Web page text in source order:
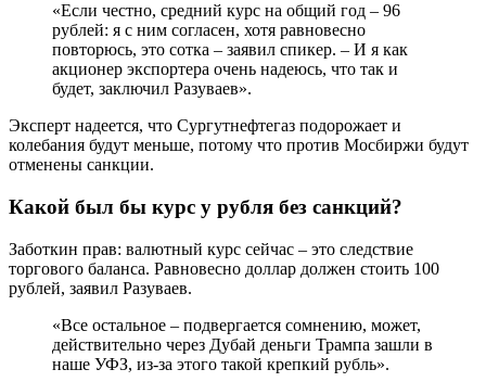
«Если честно, средний курс на общий год – 96
рублей: я с ним согласен, хотя равновесно
повторюсь, это сотка – заявил спикер. – И я как
акционер экспортера очень надеюсь, что так и
будет, заключил Разуваев».
Эксперт надеется, что Сургутнефтегаз подорожает и
колебания будут меньше, потому что против Мосбиржи будут
отменены санкции.
Какой был бы курс у рубля без санкций?
Заботкин прав: валютный курс сейчас – это следствие
торгового баланса. Равновесно доллар должен стоить 100
рублей, заявил Разуваев.
«Все остальное – подвергается сомнению, может,
действительно через Дубай деньги Трампа зашли в
наше УФЗ, из-за этого такой крепкий рубль».